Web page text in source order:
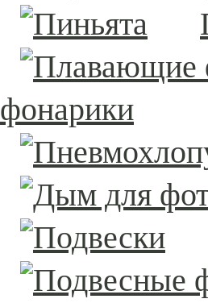
фонарики